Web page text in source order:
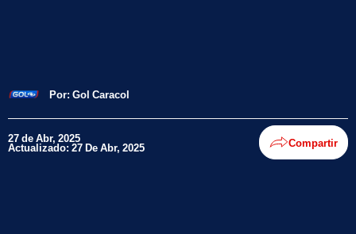
Por: Gol Caracol
27 de Abr, 2025
Actualizado: 27 De Abr, 2025 Compartir